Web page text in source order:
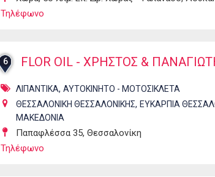
Τηλέφωνο
6 FLOR OIL - ΧΡΗΣΤΟΣ &
ΛΙΠΑΝΤΙΚΑ, ΑΥΤΟΚΙΝΗΤΟ - ΜΟΤΟΣΙΚΛΕΤΑ
ΘΕΣΣΑΛΟΝΙΚΗ ΘΕΣΣΑΛΟΝΙΚΗΣ, ΕΥΚΑΡΠΙΑ
ΜΑΚΕΔΟΝΙΑ
Παπαφλέσσα 35, Θεσσαλονίκη
Τηλέφωνο